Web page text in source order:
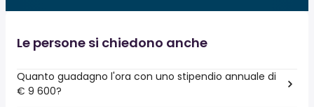
Le persone si chiedono anche
Quanto guadagno l'ora con uno stipendio annuale di
€ 9 600?